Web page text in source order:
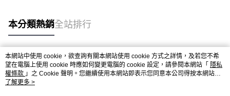
本分類熱銷全站排行
熱門標籤
本網站中使用 cookie，欲查詢有關本網站使用 cookie 方式之詳情，及若您不希
望在電腦上使用 cookie 時應如何變更電腦的 cookie 設定，請參閱本網站「 隱私
權條款 」之 Cookie 聲明。您繼續使用本網站即表示您同意本公司得按本網站使
用條款之 Cookie 聲明使用 cookie。
了解更多 >